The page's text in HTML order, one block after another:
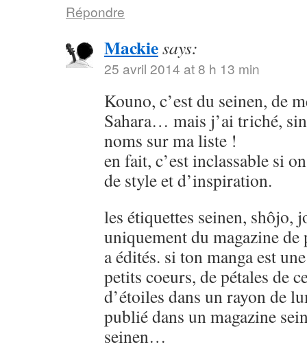
Répondre
Mackiesays:
25 avril 2014 at 8 h 13 min
Kouno, c’est du seinen, de
Sahara… mais j’ai triché,
noms sur ma liste !
en fait, c’est inclassable si
de style et d’inspiration.
les étiquettes seinen, shôjo,
uniquement du magazine
a édités. si ton manga est
petits coeurs, de pétales de
d’étoiles dans un rayon de
publié dans un magazine
seinen…